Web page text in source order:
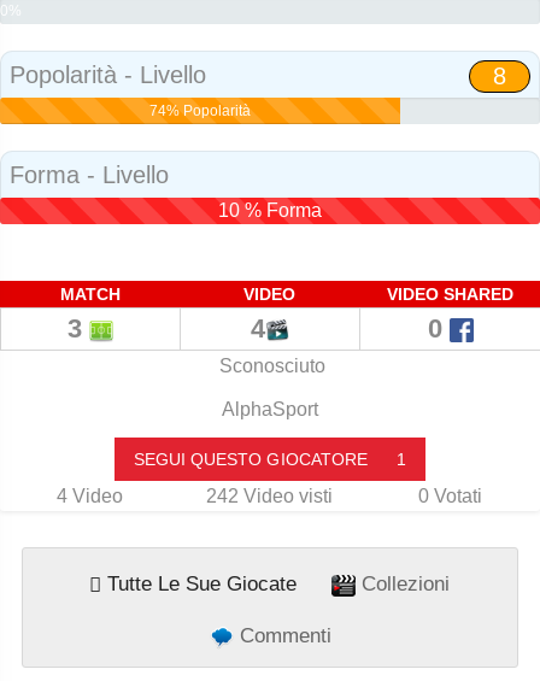
0%
Popolarità - Livello 8
74% Popolarità
Forma - Livello
10 % Forma
MATCH VIDEO VIDEO SHARED
3 4 0
Sconosciuto
AlphaSport
SEGUI QUESTO GIOCATORE 1
4 Video 242 Video visti 0 Votati
Tutte Le Sue Giocate Collezioni
Commenti